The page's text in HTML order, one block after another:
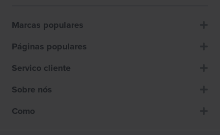
Marcas populares
Páginas populares
Servico cliente
Sobre nós
Como